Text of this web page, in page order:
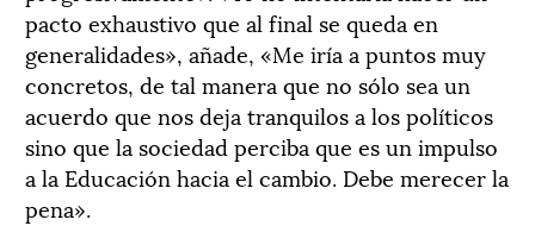
pacto exhaustivo que al final se queda en
generalidades», añade, «Me iría a puntos muy
concretos, de tal manera que no sólo sea un
acuerdo que nos deja tranquilos a los políticos
sino que la sociedad perciba que es un impulso
a la Educación hacia el cambio. Debe merecer la
pena».